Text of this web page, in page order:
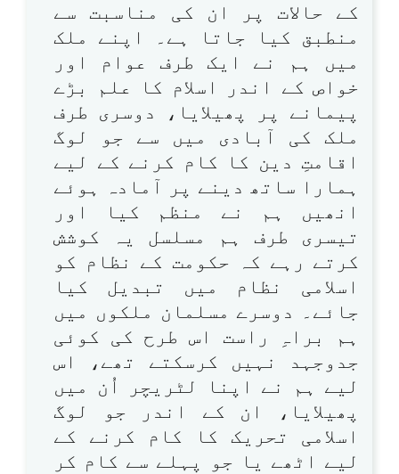
کے حالات پر ان کی مناسبت سے
منطبق کیا جاتا ہے۔ اپنے ملک
میں ہم نے ایک طرف عوام اور
خواص کے اندر اسلام کا علم بڑے
پیمانے پر پھیلایا، دوسری طرف
ملک کی آبادی میں سے جو لوگ
اقامتِ دین کا کام کرنے کے لیے
ہمارا ساتھ دینے پر آمادہ ہوئے
انھیں ہم نے منظم کیا اور
تیسری طرف ہم مسلسل یہ کوشش
کرتے رہے کہ حکومت کے نظام کو
اسلامی نظام میں تبدیل کیا
جائے۔ دوسرے مسلمان ملکوں میں
ہم براہِ راست اس طرح کی کوئی
جدوجہد نہیں کرسکتے تھے، اس
لیے ہم نے اپنا لٹریچر اُن میں
پھیلایا، ان کے اندر جو لوگ
اسلامی تحریک کا کام کرنے کے
لیے اٹھے یا جو پہلے سے کام کر